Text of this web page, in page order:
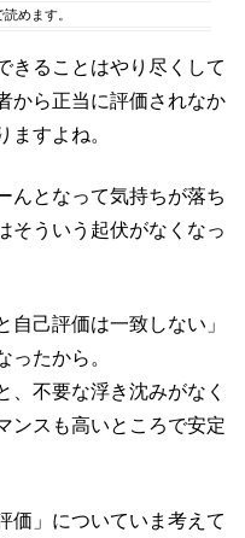
読めます。
きることはやり尽くして
から正当に評価されなか
ますよね。
んとなって気持ちが落ち
そういう起伏がなくなっ
自己評価は一致しない」
ったから。
、不要な浮き沈みがなく
ンスも高いところで安定
価」についていま考えて